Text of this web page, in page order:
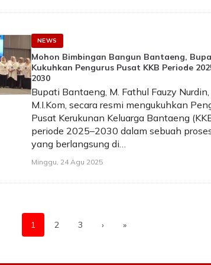
NEWS
Mohon Bimbingan Bangun Bantaeng,
Kukuhkan Pengurus Pusat KKB Periode
2030
Bupati Bantaeng, M. Fathul Fauzy Nurdin,
M.I.Kom, secara resmi mengukuhkan
Pusat Kerukunan Keluarga Bantaeng
periode 2025–2030 dalam sebuah
yang berlangsung di…
Minggu, 24 Agu 2025
1 2 3 › »